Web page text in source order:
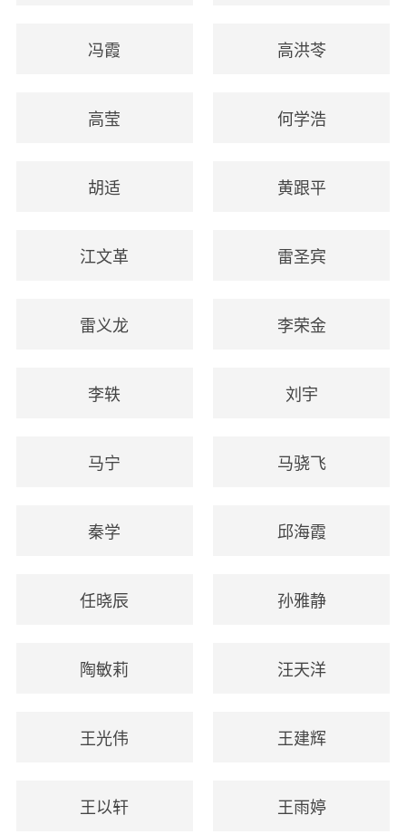
冯霞 高洪苓
高莹 何学浩
胡适 黄跟平
江文革 雷圣宾
雷义龙 李荣金
李轶 刘宇
马宁 马骁飞
秦学 邱海霞
任晓辰 孙雅静
陶敏莉 汪天洋
王光伟 王建辉
王以轩 王雨婷